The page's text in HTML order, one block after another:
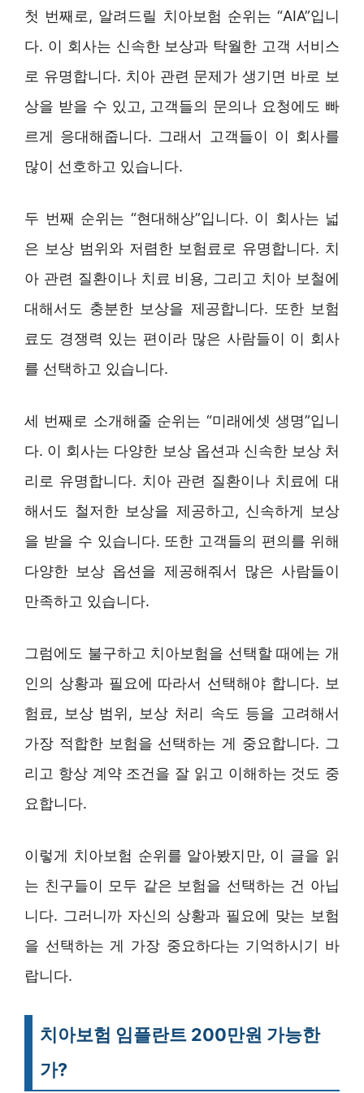
첫 번째로, 알려드릴 치아보험 순위는 “AIA”입니
다. 이 회사는 신속한 보상과 탁월한 고객 서비스
로 유명합니다. 치아 관련 문제가 생기면 바로 보
상을 받을 수 있고, 고객들의 문의나 요청에도 빠
르게 응대해줍니다. 그래서 고객들이 이 회사를
많이 선호하고 있습니다.
두 번째 순위는 “현대해상”입니다. 이 회사는 넓
은 보상 범위와 저렴한 보험료로 유명합니다. 치
아 관련 질환이나 치료 비용, 그리고 치아 보철에
대해서도 충분한 보상을 제공합니다. 또한 보험
료도 경쟁력 있는 편이라 많은 사람들이 이 회사
를 선택하고 있습니다.
세 번째로 소개해줄 순위는 “미래에셋 생명”입니
다. 이 회사는 다양한 보상 옵션과 신속한 보상 처
리로 유명합니다. 치아 관련 질환이나 치료에 대
해서도 철저한 보상을 제공하고, 신속하게 보상
을 받을 수 있습니다. 또한 고객들의 편의를 위해
다양한 보상 옵션을 제공해줘서 많은 사람들이
만족하고 있습니다.
그럼에도 불구하고 치아보험을 선택할 때에는 개
인의 상황과 필요에 따라서 선택해야 합니다. 보
험료, 보상 범위, 보상 처리 속도 등을 고려해서
가장 적합한 보험을 선택하는 게 중요합니다. 그
리고 항상 계약 조건을 잘 읽고 이해하는 것도 중
요합니다.
이렇게 치아보험 순위를 알아봤지만, 이 글을 읽
는 친구들이 모두 같은 보험을 선택하는 건 아닙
니다. 그러니까 자신의 상황과 필요에 맞는 보험
을 선택하는 게 가장 중요하다는 기억하시기 바
랍니다.
치아보험 임플란트 200만원 가능한
가?